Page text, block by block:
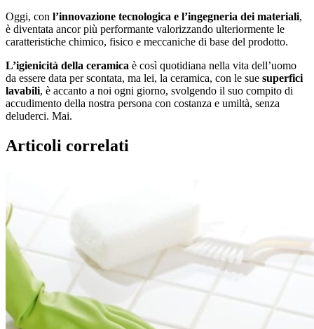
Oggi, con l’innovazione tecnologica e l’ingegneria dei materiali,
è diventata ancor più performante valorizzando ulteriormente le
caratteristiche chimico, fisico e meccaniche di base del prodotto.
L’igienicità della ceramica è così quotidiana nella vita dell’uomo
da essere data per scontata, ma lei, la ceramica, con le sue superfici
lavabili, è accanto a noi ogni giorno, svolgendo il suo compito di
accudimento della nostra persona con costanza e umiltà, senza
deluderci. Mai.
Articoli correlati